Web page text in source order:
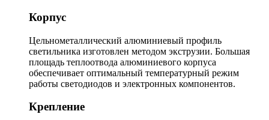
Корпус
Цельнометаллический алюминиевый профиль
светильника изготовлен методом экструзии. Большая
площадь теплоотвода алюминиевого корпуса
обеспечивает оптимальный температурный режим
работы светодиодов и электронных компонентов.
Крепление